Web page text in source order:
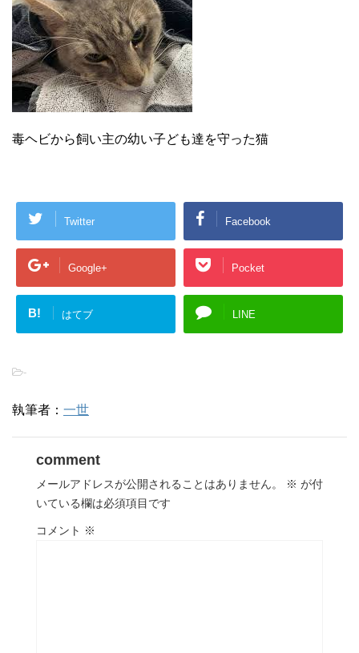
毒ヘビから飼い主の幼い子ども達を守った猫
Twitter Facebook
Google+ Pocket
B! はてブ LINE
-
執筆者： 一世
comment
メールアドレスが公開されることはありません。 ※ が付
いている欄は必須項目です
コメント ※